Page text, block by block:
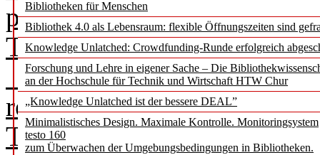
Bibliotheken für Menschen
Bibliothek 4.0 als Lebensraum: flexible Öffnungszeiten sind
Knowledge Unlatched: Crowdfunding-Runde erfolgreich
Forschung und Lehre in eigener Sache – Die
an der Hochschule für Technik und Wirtschaft HTW Chur
„Knowledge Unlatched ist der bessere DEAL”
Minimalistisches Design. Maximale Kontrolle. Monitoringsystem
testo 160
zum Überwachen der Umgebungsbedingungen in Bibliotheken.
praxisnahen Impulsen.
Tagung vergangen.
Das Tagungsarchiv
realen Orten. Erstmals
Tanzarchiv Köln statt – ein